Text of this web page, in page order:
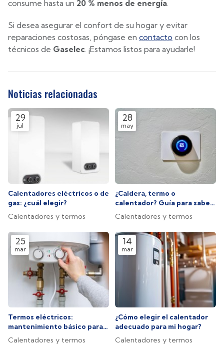
consume hasta un 20 % menos de energía.
Si desea asegurar el confort de su hogar y evitar
reparaciones costosas, póngase en contacto con los
técnicos de Gaselec. ¡Estamos listos para ayudarle!
Noticias relacionadas
29
jul
Calentadores eléctricos o de
gas: ¿cuál elegir?
Calentadores y termos
28
may
¿Caldera, termo o
calentador? Guía para saber
cuál es la opción que
Calentadores y termos
25
mar
Termos eléctricos:
mantenimiento básico para
un rendimiento óptimo
Calentadores y termos
14
mar
¿Cómo elegir el calentador
adecuado para mi hogar?
Calentadores y termos